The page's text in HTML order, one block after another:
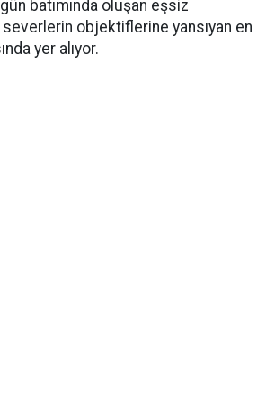
batımında oluşan eşsiz
objektiflerine yansıyan en
yer alıyor.